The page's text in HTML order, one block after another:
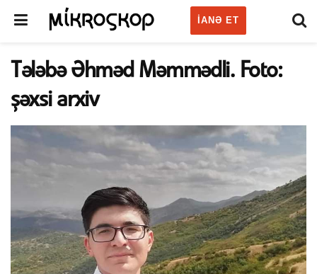
IANƏ ET
Tələbə Əhməd Məmmədli. Foto:
şəxsi arxiv